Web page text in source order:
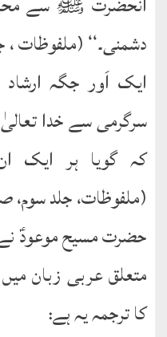
دشمنی۔‘‘ (ملفوظات ،
ایک اَور جگہ ارشاد
سرگرمی سے خدا
کہ گویا ہر ایک ان
(ملفوظات، جلد سوم،
حضرت مسیح موعودؑ
متعلق عربی زبان
کا ترجمہ یہ ہے: